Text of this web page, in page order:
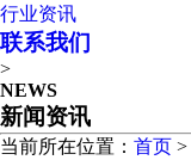
行业资讯
联系我们
>
NEWS
新闻资讯
当前所在位置： 首页 >